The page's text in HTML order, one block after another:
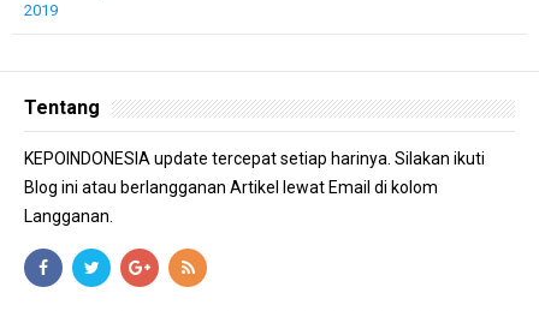
2019
Tentang
KEPOINDONESIA update tercepat setiap harinya. Silakan ikuti
Blog ini atau berlangganan Artikel lewat Email di kolom
Langganan.